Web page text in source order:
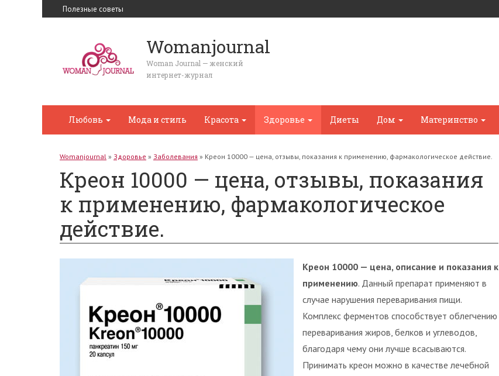
Полезные советы
Womanjournal
Woman Journal — женский
интернет-журнал
Любовь Мода и стиль Красота Здоровье Диеты Дом Материнство
Womanjournal » Здоровье » Заболевания » Креон 10000 — цена, отзывы, показания к применению, фармакологическое действие.
Креон 10000 — цена, отзывы, показания
к применению, фармакологическое
действие.
Креон 10000 — цена, описание и показания к
применению. Данный препарат применяют в
случае нарушения переваривания пищи.
Комплекс ферментов способствует облегчению
переваривания жиров, белков и углеводов,
благодаря чему они лучше всасываются.
Принимать креон можно в качестве лечебной